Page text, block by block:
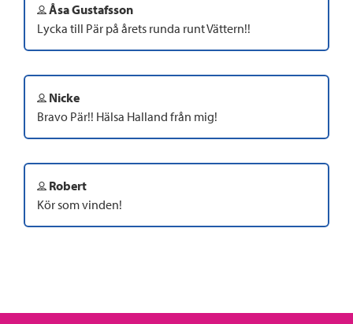
Åsa Gustafsson
Lycka till Pär på årets runda runt Vättern!!
Nicke
Bravo Pär!! Hälsa Halland från mig!
Robert
Kör som vinden!